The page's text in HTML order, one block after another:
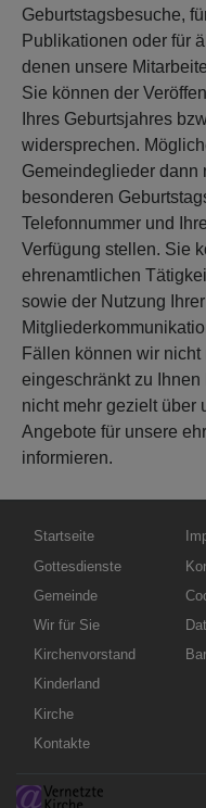
Geburtstagsbesuche,
Publikationen oder für
denen unsere
Sie können der
Ihres Geburtsjahres
widersprechen.
Gemeindeglieder dann
besonderen
Telefonnummer und
Verfügung stellen. Sie
ehrenamtlichen
sowie der Nutzung
Fällen können wir
eingeschränkt zu
nicht mehr gezielt über
Angebote für unsere
informieren.
Hauptnavigation
Startseite
Gottesdienste
Gemeinde
Wir für Sie
Kirchenvorstand
Kinderland
Kirche
Kontakte